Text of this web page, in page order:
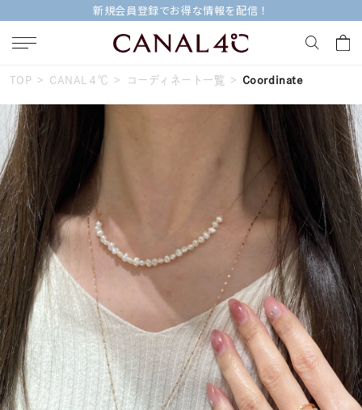
新規会員登録でお得な情報を配信！
キーワードで検索する
人気検索キーワード
#summer #ダイヤモンド ネックレス
#エタニティ
ブランド Canal４℃
カテゴリー すべてのジュエリー
素材
TOP CANAL４℃ コーディネート一覧 Coordinate